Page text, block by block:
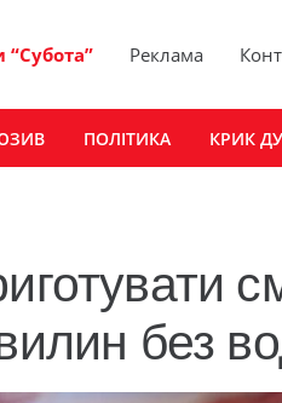
“Субота” Реклама
ПОЛІТИКА КРИК
без